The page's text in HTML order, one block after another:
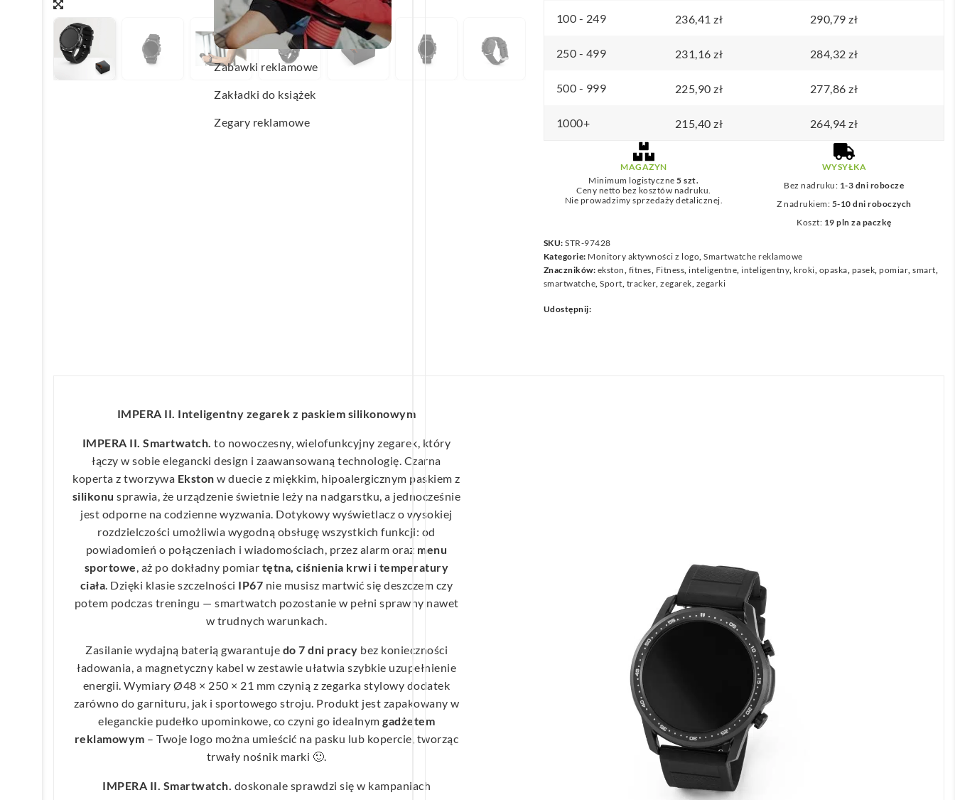
Wachlarze reklamowe
Wagi kuchenne
Zabawki reklamowe
Zakładki do książek
Zegary reklamowe
100 - 249 236,41zł 290,79zł
250 - 499 231,16zł 284,32zł
500 - 999 225,90zł 277,86zł
1000+ 215,40zł 264,94zł
MAGAZYN
Minimum logistyczne5 szt.
Ceny netto bez kosztów nadruku.
Nie prowadzimy sprzedaży detalicznej.
WYSYŁKA
Bez nadruku: 1-3 dni robocze
Z nadrukiem: 5-10 dni roboczych
Koszt: 19 pln za paczkę
SKU:STR-97428
Kategorie: Monitory aktywności z logo ,Smartwatche reklamowe
Znaczników: ekston fitnes Fitness inteligentne inteligentny kroki opaska pasek ,pomiar ,smart
smartwatche ,Sport tracker ,zegarek zegarki
Udostępnij:
IMPERA II. Inteligentny zegarek z paskiem silikonowym
IMPERA II. Smartwatch. to nowoczesny, wielofunkcyjny zegarek, który
łączy w sobie elegancki design i zaawansowaną technologię. Czarna
koperta z tworzywa Ekston w duecie z miękkim, hipoalergicznym paskiem z
silikonu sprawia, że urządzenie świetnie leży na nadgarstku, a jednocześnie
jest odporne na codzienne wyzwania. Dotykowy wyświetlacz o wysokiej
rozdzielczości umożliwia wygodną obsługę wszystkich funkcji: od
powiadomień o połączeniach i wiadomościach, przez alarm oraz menu
sportowe, aż po dokładny pomiar tętna, ciśnienia krwi i temperatury
ciała. Dzięki klasie szczelności IP67 nie musisz martwić się deszczem czy
potem podczas treningu — smartwatch pozostanie w pełni sprawny nawet
w trudnych warunkach.
Zasilanie wydajną baterią gwarantuje do 7 dni pracy bez konieczności
ładowania, a magnetyczny kabel w zestawie ułatwia szybkie uzupełnienie
energii. Wymiary Ø48 × 250 × 21 mm czynią z zegarka stylowy dodatek
zarówno do garnituru, jak i sportowego stroju. Produkt jest zapakowany w
eleganckie pudełko upominkowe, co czyni go idealnym gadżetem
reklamowym – Twoje logo można umieścić na pasku lub kopercie, tworząc
trwały nośnik marki 🙂.
IMPERA II. Smartwatch. doskonale sprawdzi się w kampaniach